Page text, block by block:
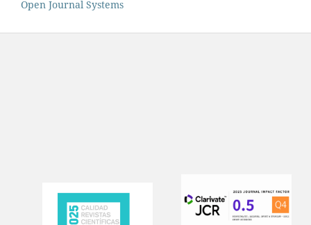
Open Journal Systems